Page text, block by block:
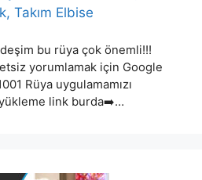
Takım Elbise
bu rüya çok önemli!!!
yorumlamak için Google
Rüya uygulamamızı
yükleme link burda➡️…